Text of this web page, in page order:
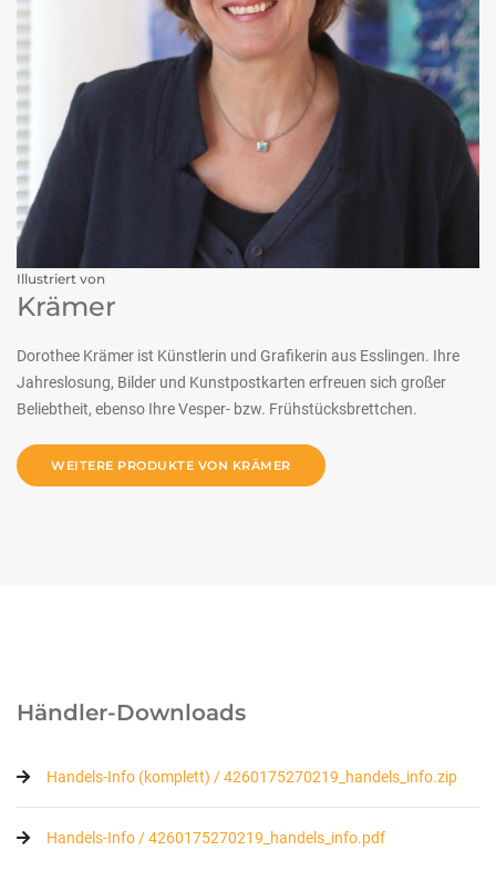
Illustriert von
Krämer
Dorothee Krämer ist Künstlerin und Grafikerin aus Esslingen. Ihre
Jahreslosung, Bilder und Kunstpostkarten erfreuen sich großer
Beliebtheit, ebenso Ihre Vesper- bzw. Frühstücksbrettchen.
WEITERE PRODUKTE VON KRÄMER
Händler-Downloads
Handels-Info (komplett) / 4260175270219_handels_info.zip
Handels-Info / 4260175270219_handels_info.pdf